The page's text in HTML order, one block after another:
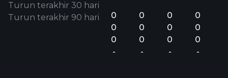
Turun terakhir 30 hari
Turun terakhir 90 hari
0
0
0
-
0
0
0
-
0
0
0
-
0
0
0
-